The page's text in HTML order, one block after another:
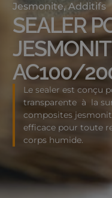
Jesmonite, Additifs
SEALER
AC100/
Le sealer est conçu
transparente à la
composites
efficace pour toute
corps humide.